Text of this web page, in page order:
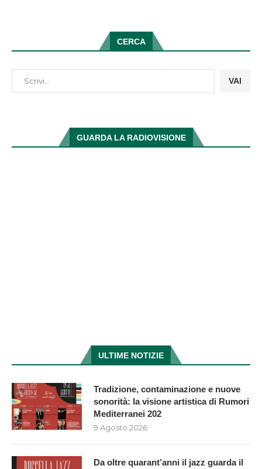
CERCA
VAI
GUARDA LA RADIOVISIONE
ULTIME NOTIZIE
Tradizione, contaminazione e nuove
sonorità: la visione artistica di Rumori
Mediterranei 202
9 Agosto 2026
Da oltre quarant’anni il jazz guarda il